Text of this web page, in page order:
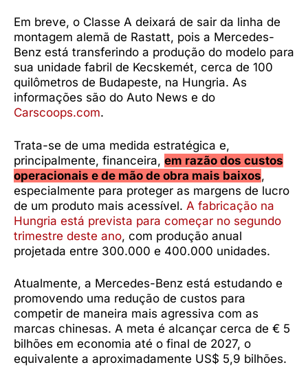
Em breve, o Classe A deixará de sair da linha de
montagem alemã de Rastatt, pois a Mercedes-
Benz está transferindo a produção do modelo para
sua unidade fabril de Kecskemét, cerca de 100
quilômetros de Budapeste, na Hungria. As
informações são do Auto News e do
Carscoops.com.
Trata-se de uma medida estratégica e,
principalmente, financeira, em razão dos custos
operacionais e de mão de obra mais baixos,
especialmente para proteger as margens de lucro
de um produto mais acessível. A fabricação na
Hungria está prevista para começar no segundo
trimestre deste ano, com produção anual
projetada entre 300.000 e 400.000 unidades.
Atualmente, a Mercedes-Benz está estudando e
promovendo uma redução de custos para
competir de maneira mais agressiva com as
marcas chinesas. A meta é alcançar cerca de € 5
bilhões em economia até o final de 2027, o
equivalente a aproximadamente US$ 5,9 bilhões.